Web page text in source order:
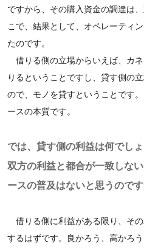
ですから、その購入資金の調達は
こで、結果として、オペレーティ
たのです。
借りる側の立場からいえば、カ
りるということですし、貸す側の
ので、モノを貸すということです
ースの本質です。
では、貸す側の利益は何でし
双方の利益と都合が一致しな
ースの普及はないと思うのです
借りる側に利益がある限り、そ
するはずです。良かろう、高かろ